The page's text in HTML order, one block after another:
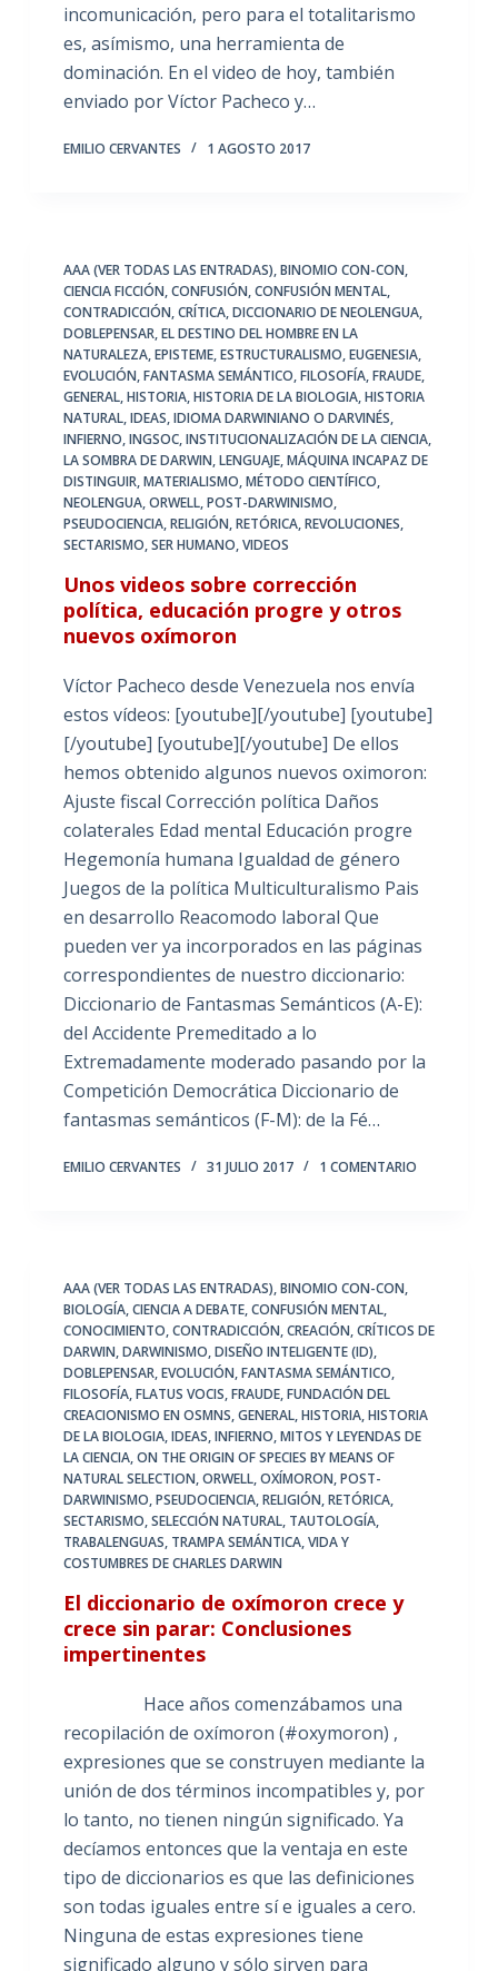
incomunicación, pero para el totalitarismo
es, asímismo, una herramienta de
dominación. En el video de hoy, también
enviado por Víctor Pacheco y…
EMILIO CERVANTES 1 AGOSTO 2017
AAA (VER TODAS LAS ENTRADAS),BINOMIO CON-CON,
CIENCIA FICCIÓN,CONFUSIÓN,CONFUSIÓN MENTAL,
CONTRADICCIÓN,CRÍTICA,DICCIONARIO DE NEOLENGUA,
DOBLEPENSAR,EL DESTINO DEL HOMBRE EN LA
NATURALEZA,EPISTEME,ESTRUCTURALISMO,EUGENESIA,
EVOLUCIÓN,FANTASMA SEMÁNTICO,FILOSOFÍA,FRAUDE,
GENERAL,HISTORIA,HISTORIA DE LA BIOLOGIA,HISTORIA
NATURAL,IDEAS,IDIOMA DARWINIANO O DARVINÉS,
INFIERNO,INGSOC,INSTITUCIONALIZACIÓN DE LA CIENCIA,
LA SOMBRA DE DARWIN,LENGUAJE,MÁQUINA INCAPAZ DE
DISTINGUIR,MATERIALISMO,MÉTODO CIENTÍFICO,
NEOLENGUA,ORWELL,POST-DARWINISMO,
PSEUDOCIENCIA,RELIGIÓN,RETÓRICA,REVOLUCIONES,
SECTARISMO,SER HUMANO,VIDEOS
Unos videos sobre corrección
política, educación progre y otros
nuevos oxímoron
Víctor Pacheco desde Venezuela nos envía
estos vídeos: [youtube][/youtube] [youtube]
[/youtube] [youtube][/youtube] De ellos
hemos obtenido algunos nuevos oximoron:
Ajuste fiscal Corrección política Daños
colaterales Edad mental Educación progre
Hegemonía humana Igualdad de género
Juegos de la política Multiculturalismo Pais
en desarrollo Reacomodo laboral Que
pueden ver ya incorporados en las páginas
correspondientes de nuestro diccionario:
Diccionario de Fantasmas Semánticos (A-E):
del Accidente Premeditado a lo
Extremadamente moderado pasando por la
Competición Democrática Diccionario de
fantasmas semánticos (F-M): de la Fé…
EMILIO CERVANTES 31 JULIO 2017 1 COMENTARIO
AAA (VER TODAS LAS ENTRADAS),BINOMIO CON-CON,
BIOLOGÍA,CIENCIA A DEBATE,CONFUSIÓN MENTAL,
CONOCIMIENTO,CONTRADICCIÓN,CREACIÓN,CRÍTICOS DE
DARWIN,DARWINISMO,DISEÑO INTELIGENTE (ID),
DOBLEPENSAR,EVOLUCIÓN,FANTASMA SEMÁNTICO,
FILOSOFÍA,FLATUS VOCIS,FRAUDE,FUNDACIÓN DEL
CREACIONISMO EN OSMNS,GENERAL,HISTORIA,HISTORIA
DE LA BIOLOGIA,IDEAS,INFIERNO,MITOS Y LEYENDAS DE
LA CIENCIA,ON THE ORIGIN OF SPECIES BY MEANS OF
NATURAL SELECTION,ORWELL,OXÍMORON,POST-
DARWINISMO,PSEUDOCIENCIA,RELIGIÓN,RETÓRICA,
SECTARISMO,SELECCIÓN NATURAL, TAUTOLOGÍA,
TRABALENGUAS, TRAMPA SEMÁNTICA,VIDA Y
COSTUMBRES DE CHARLES DARWIN
El diccionario de oxímoron crece y
crece sin parar: Conclusiones
impertinentes
Hace años comenzábamos una
recopilación de oxímoron (#oxymoron) ,
expresiones que se construyen mediante la
unión de dos términos incompatibles y, por
lo tanto, no tienen ningún significado. Ya
decíamos entonces que la ventaja en este
tipo de diccionarios es que las definiciones
son todas iguales entre sí e iguales a cero.
Ninguna de estas expresiones tiene
significado alguno y sólo sirven para